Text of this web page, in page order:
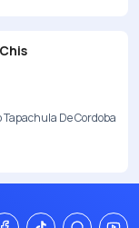
De Cordoba